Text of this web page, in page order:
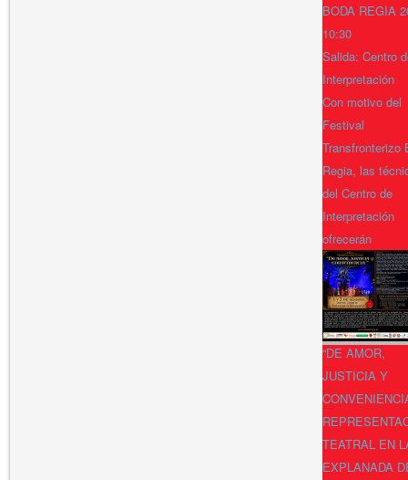
BODA REGIA
10:30
Salida: Centro
Interpretación
Con motivo del
Festival
Transfronterizo
Regia, las
del Centro de
Interpretación
ofrecerán
“DE AMOR,
JUSTICIA Y
TEATRAL EN
EXPLANADA